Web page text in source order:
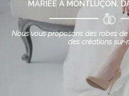
 Adresse email de réception
Code Captcha
MARIÉE À MONTLUÇON,
Nous vous proposons des robes
des créations sur-